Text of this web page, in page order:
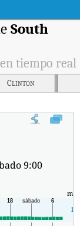
South
tiempo real
Clinton
Aire (ICA) de South
9:00
12